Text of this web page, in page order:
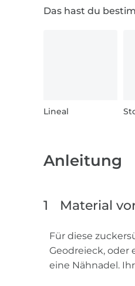
Das hast du
Lineal
Anleitung
1 Material
Für diese
Geodreieck, oder
eine Nähnadel.